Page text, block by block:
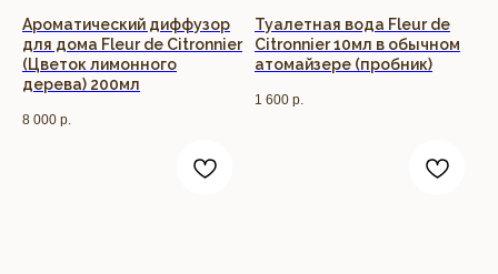
Ароматический диффузор
для дома Fleur de Citronnier
(Цветок лимонного
дерева) 200мл
8 000 р.
Туалетная вода Fleur de
Citronnier 10мл в обычном
атомайзере (пробник)
1 600 р.